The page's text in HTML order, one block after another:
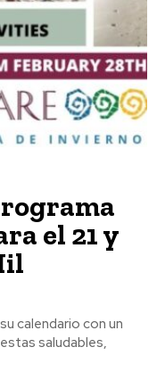
el 21 y
calendario con un
saludables,